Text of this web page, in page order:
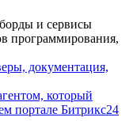
и сервисы
программирования,
документация,
который
портале Битрикс24